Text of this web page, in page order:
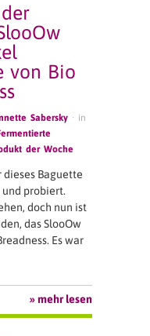
von Bio
Sabersky · in
der Woche
Baguette
und probiert.
doch nun ist
das SlooOw
Es war
» mehr lesen